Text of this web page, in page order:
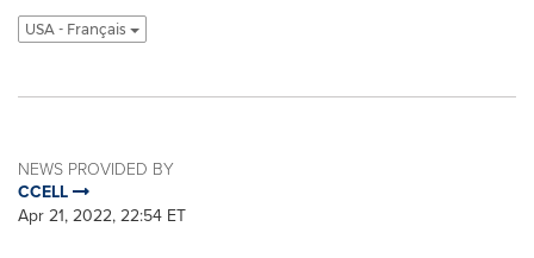
USA - Français
NEWS PROVIDED BY
CCELL
Apr 21, 2022, 22:54 ET